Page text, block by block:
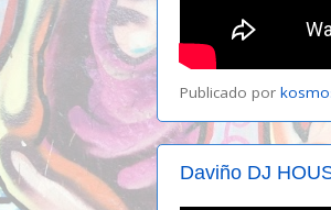
Publicado por
Daviño DJ